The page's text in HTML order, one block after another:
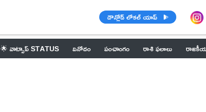
డౌన్లోడ్ లోకల్ యాప్
🌟 వాట్సాప్ STATUS వినోదం పంచాంగం రాశి ఫలాలు